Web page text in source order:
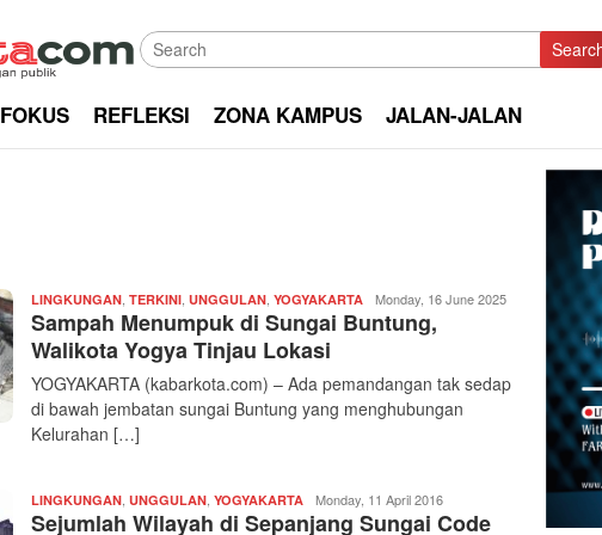
FOKUS REFLEKSI ZONA KAMPUS JALAN-JALAN
LINGKUNGAN TERKINI UNGGULAN YOGYAKARTA Redaksi
kabarkota
Monday, 16 June 2025
Sampah Menumpuk di Sungai Buntung,
Walikota Yogya Tinjau Lokasi
YOGYAKARTA (kabarkota.com) – Ada pemandangan tak sedap
di bawah jembatan sungai Buntung yang menghubungan
Kelurahan […]
LINGKUNGAN UNGGULAN YOGYAKARTA Redaksi
|
Monday, 11 April 2016
Sejumlah Wilayah di Sepanjang Sungai Code